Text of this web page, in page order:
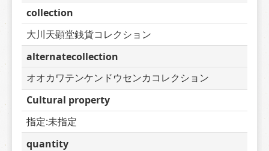
collection
大川天顕堂銭貨コレクション
alternatecollection
オオカワテンケンドウセンカコレクション
Cultural property
指定:未指定
quantity